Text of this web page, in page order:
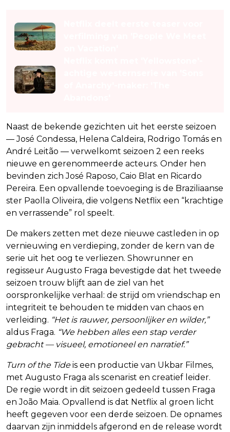
Naast de bekende gezichten uit het eerste seizoen
— José Condessa, Helena Caldeira, Rodrigo Tomás en
André Leitão — verwelkomt seizoen 2 een reeks
nieuwe en gerenommeerde acteurs. Onder hen
bevinden zich José Raposo, Caio Blat en Ricardo
Pereira. Een opvallende toevoeging is de Braziliaanse
ster Paolla Oliveira, die volgens Netflix een “krachtige
en verrassende” rol speelt.
De makers zetten met deze nieuwe castleden in op
vernieuwing en verdieping, zonder de kern van de
serie uit het oog te verliezen. Showrunner en
regisseur Augusto Fraga bevestigde dat het tweede
seizoen trouw blijft aan de ziel van het
oorspronkelijke verhaal: de strijd om vriendschap en
integriteit te behouden te midden van chaos en
verleiding. “Het is rauwer, persoonlijker en wilder,”
aldus Fraga. “We hebben alles een stap verder
gebracht — visueel, emotioneel en narratief.”
Turn of the Tideis een productie van Ukbar Filmes,
met Augusto Fraga als scenarist en creatief leider.
De regie wordt in dit seizoen gedeeld tussen Fraga
en João Maia. Opvallend is dat Netflix al groen licht
heeft gegeven voor een derde seizoen. De opnames
daarvan zijn inmiddels afgerond en de release wordt